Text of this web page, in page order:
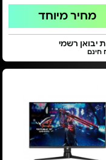
מחיר מיוחד
יבואן רשמי
חינם